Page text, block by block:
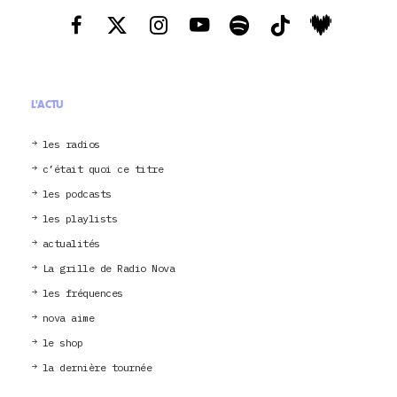
L'ACTU
les radios
c’était quoi ce titre
les podcasts
les playlists
actualités
La grille de Radio Nova
les fréquences
nova aime
le shop
la dernière tournée